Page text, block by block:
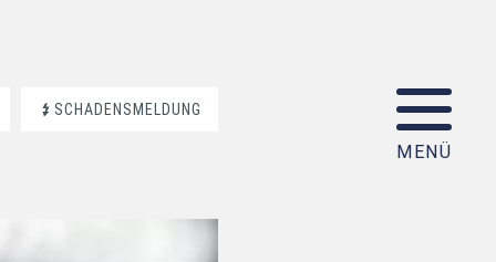
SCHADENSMELDUNG